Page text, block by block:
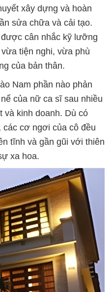
xây dựng và hoàn
sửa chữa và cải tạo.
cân nhắc kỹ lưỡng
tiện nghi, vừa phù
của bản thân.
Nam phần nào phản
của nữ ca sĩ sau nhiều
và kinh doanh. Dù có
các cơ ngơi của cô đều
tĩnh và gần gũi với thiên
xa hoa.